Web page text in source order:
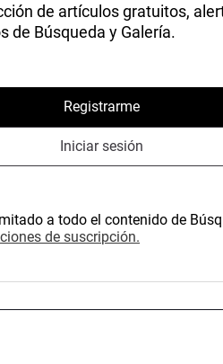
de artículos gratuitos,
de Búsqueda y Galería.
Registrarme
Iniciar sesión
a todo el contenido de
de suscripción.